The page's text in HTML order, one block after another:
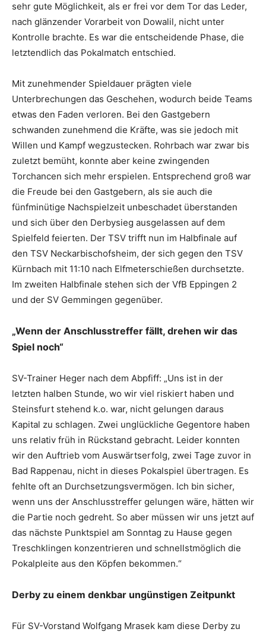
sehr gute Möglichkeit, als er frei vor dem Tor das Leder,
nach glänzender Vorarbeit von Dowalil, nicht unter
Kontrolle brachte. Es war die entscheidende Phase, die
letztendlich das Pokalmatch entschied.
Mit zunehmender Spieldauer prägten viele
Unterbrechungen das Geschehen, wodurch beide Teams
etwas den Faden verloren. Bei den Gastgebern
schwanden zunehmend die Kräfte, was sie jedoch mit
Willen und Kampf wegzustecken. Rohrbach war zwar bis
zuletzt bemüht, konnte aber keine zwingenden
Torchancen sich mehr erspielen. Entsprechend groß war
die Freude bei den Gastgebern, als sie auch die
fünfminütige Nachspielzeit unbeschadet überstanden
und sich über den Derbysieg ausgelassen auf dem
Spielfeld feierten. Der TSV trifft nun im Halbfinale auf
den TSV Neckarbischofsheim, der sich gegen den TSV
Kürnbach mit 11:10 nach Elfmeterschießen durchsetzte.
Im zweiten Halbfinale stehen sich der VfB Eppingen 2
und der SV Gemmingen gegenüber.
„Wenn der Anschlusstreffer fällt, drehen wir das
Spiel noch“
SV-Trainer Heger nach dem Abpfiff: „Uns ist in der
letzten halben Stunde, wo wir viel riskiert haben und
Steinsfurt stehend k.o. war, nicht gelungen daraus
Kapital zu schlagen. Zwei unglückliche Gegentore haben
uns relativ früh in Rückstand gebracht. Leider konnten
wir den Auftrieb vom Auswärtserfolg, zwei Tage zuvor in
Bad Rappenau, nicht in dieses Pokalspiel übertragen. Es
fehlte oft an Durchsetzungsvermögen. Ich bin sicher,
wenn uns der Anschlusstreffer gelungen wäre, hätten wir
die Partie noch gedreht. So aber müssen wir uns jetzt auf
das nächste Punktspiel am Sonntag zu Hause gegen
Treschklingen konzentrieren und schnellstmöglich die
Pokalpleite aus den Köpfen bekommen.“
Derby zu einem denkbar ungünstigen Zeitpunkt
Für SV-Vorstand Wolfgang Mrasek kam diese Derby zu